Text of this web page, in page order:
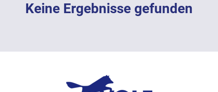
LÖSCHEN
Keine Ergebnisse gefunden